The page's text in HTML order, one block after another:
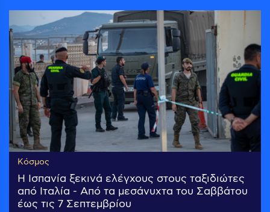
Κόσμος
Η Ισπανία ξεκινά ελέγχους στους ταξιδιώτες
από Ιταλία - Από τα μεσάνυχτα του Σαββάτου
έως τις 7 Σεπτεμβρίου